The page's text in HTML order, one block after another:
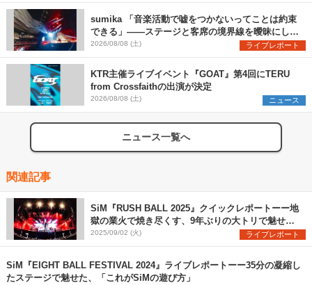
sumika 「音楽活動で嘘をつかないってことは約束
できる」――ステージと客席の境界線を曖昧にし
た、ツアーファイナル武道館公演レポート
2026/08/08 (土) ライブレポート
KTR主催ライブイベント『GOAT』第4回にTERU
from Crossfaithの出演が決定
2026/08/08 (土) ニュース
ニュース一覧へ
関連記事
SiM『RUSH BALL 2025』クイックレポートーー地
獄の業火で焼き尽くす、9年ぶりの大トリで魅せた
圧巻のステージ
2025/09/02 (火) ライブレポート
SiM『EIGHT BALL FESTIVAL 2024』ライブレポートーー35分の凝縮し
たステージで魅せた、「これがSiMの遊び方」